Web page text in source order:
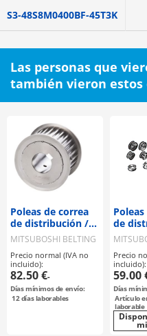
S3-48S8M0400BF-45T3K
Las personas que
también vieron estos
Poleas de correa
de distribución /
S8M / polea con
brida
seleccionable /
configurable /
acero / bruñido,
niquelado
químicamente /
MITSUBOSHI BELTING
Precio normal (IVA no
incluido):
82.50 €-
Días mínimos de envío:
12días laborables
de
S8M /
brida
acero
Precio
incluido):
59.00
Días
Artículo
laborable